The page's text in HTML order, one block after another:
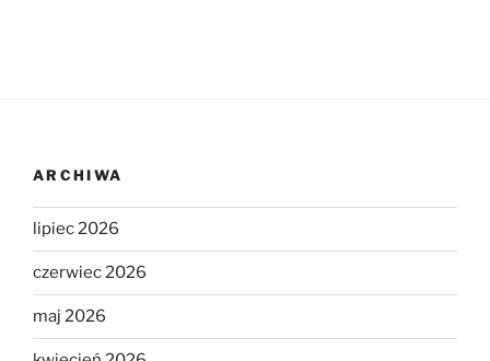
ARCHIWA
lipiec 2026
czerwiec 2026
maj 2026